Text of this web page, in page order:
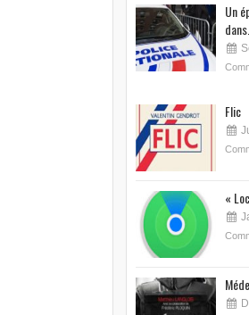
Un
dans...
Flic
«